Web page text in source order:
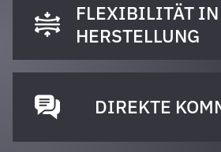
FLEXIBILITÄT IN
HERSTELLUNG
DIREKTE